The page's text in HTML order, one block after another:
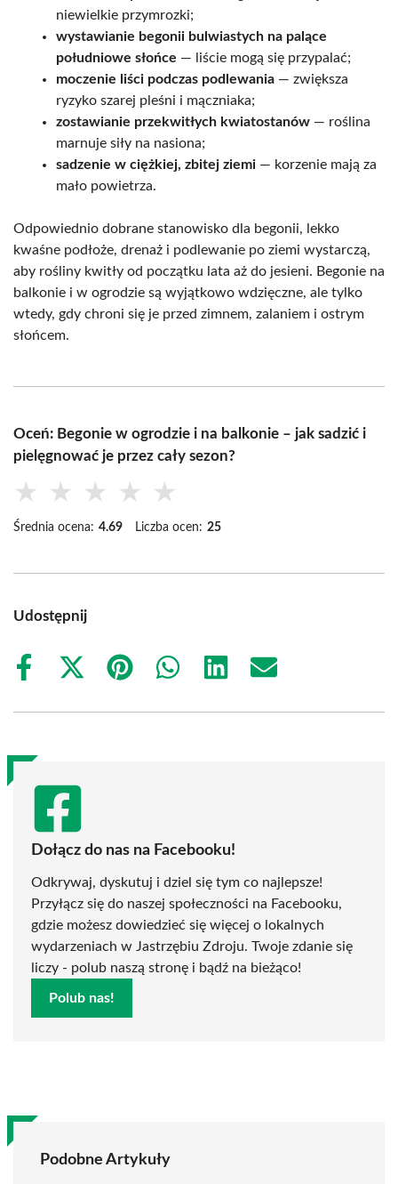
niewielkie przymrozki;
wystawianie begonii bulwiastych na palące
południowe słońce — liście mogą się przypalać;
moczenie liści podczas podlewania — zwiększa
ryzyko szarej pleśni i mączniaka;
zostawianie przekwitłych kwiatostanów — roślina
marnuje siły na nasiona;
sadzenie w ciężkiej, zbitej ziemi — korzenie mają za
mało powietrza.
Odpowiednio dobrane stanowisko dla begonii, lekko
kwaśne podłoże, drenaż i podlewanie po ziemi wystarczą,
aby rośliny kwitły od początku lata aż do jesieni. Begonie na
balkonie i w ogrodzie są wyjątkowo wdzięczne, ale tylko
wtedy, gdy chroni się je przed zimnem, zalaniem i ostrym
słońcem.
Oceń: Begonie w ogrodzie i na balkonie – jak sadzić i
pielęgnować je przez cały sezon?
★ ★ ★ ★ ★
Średnia ocena: 4.69 Liczba ocen: 25
Udostępnij
Share
Share
(Twitter)
Share
Share
Share
Share
Dołącz do nas na Facebooku!
Odkrywaj, dyskutuj i dziel się tym co najlepsze!
Przyłącz się do naszej społeczności na Facebooku,
gdzie możesz dowiedzieć się więcej o lokalnych
wydarzeniach w Jastrzębiu Zdroju. Twoje zdanie się
liczy - polub naszą stronę i bądź na bieżąco!
Polub nas!
Podobne Artykuły